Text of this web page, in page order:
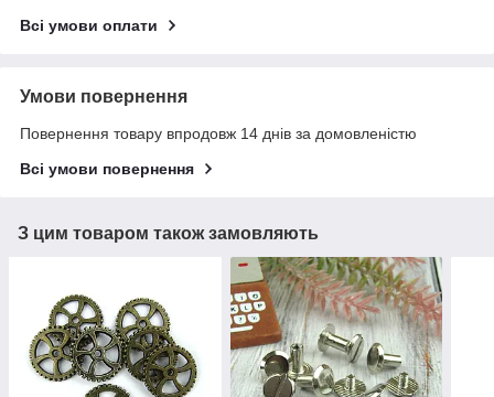
Всі умови оплати
Умови повернення
Повернення товару впродовж 14 днів за домовленістю
Всі умови повернення
З цим товаром також замовляють